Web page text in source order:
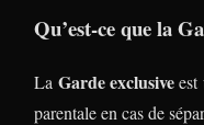
Qu’est-ce que la
La Garde exclusiveest
parentale en cas de